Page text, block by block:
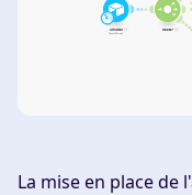
La mise en place